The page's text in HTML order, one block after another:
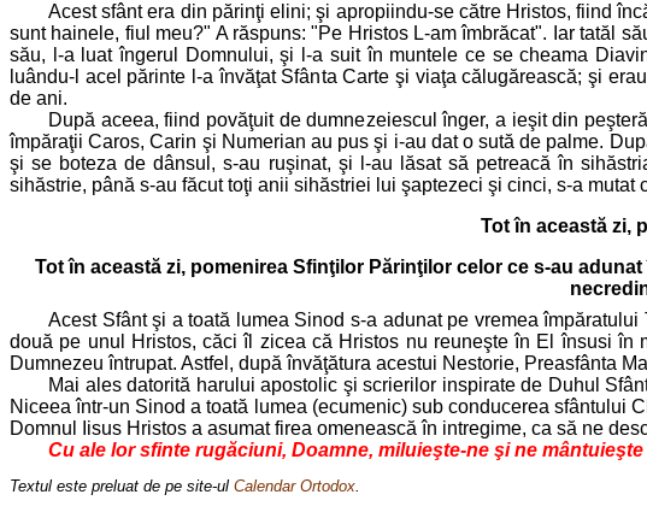
Acest sfânt era din părinţi elini; şi apropiindu-se către Hristos, fiind
sunt hainele, fiul meu?" A răspuns: "Pe Hristos L-am îmbrăcat". Iar tatăl
său, l-a luat îngerul Domnului, şi l-a suit în muntele ce se cheama
luându-l acel părinte l-a învăţat Sfânta Carte şi viaţa călugărească; şi
de ani.
După aceea, fiind povăţuit de dumnezeiescul înger, a ieşit din
împăraţii Caros, Carin şi Numerian au pus şi i-au dat o sută de palme.
şi se boteza de dânsul, s-au ruşinat, şi l-au lăsat să petreacă în
sihăstrie, până s-au făcut toţi anii sihăstriei lui şaptezeci şi cinci, s-a mutat
Tot în această zi,
Tot în această zi, pomenirea Sfinţilor Părinţilor celor ce s-au
Acest Sfânt şi a toată lumea Sinod s-a adunat pe vremea
două pe unul Hristos, căci îl zicea că Hristos nu reuneşte în El însusi
Dumnezeu întrupat. Astfel, după învăţătura acestui Nestorie, Preasfânta
Mai ales datorită harului apostolic şi scrierilor inspirate de Duhul
Niceea într-un Sinod a toată lumea (ecumenic) sub conducerea sfântului
Domnul Iisus Hristos a asumat firea omenească în intregime, ca să ne
Cu ale lor sfinte rugăciuni, Doamne, miluieşte-ne şi ne mântuieşte
Textul este preluat de pe site-ul Calendar Ortodox.